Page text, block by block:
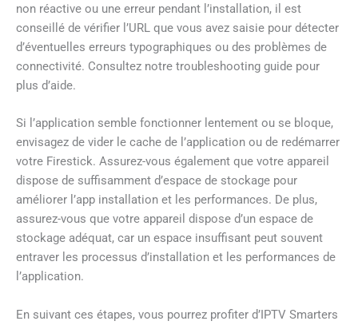
non réactive ou une erreur pendant l’installation, il est
conseillé de vérifier l’URL que vous avez saisie pour détecter
d’éventuelles erreurs typographiques ou des problèmes de
connectivité. Consultez notre troubleshooting guide pour
plus d’aide.
Si l’application semble fonctionner lentement ou se bloque,
envisagez de vider le cache de l’application ou de redémarrer
votre Firestick. Assurez-vous également que votre appareil
dispose de suffisamment d’espace de stockage pour
améliorer l’app installation et les performances. De plus,
assurez-vous que votre appareil dispose d’un espace de
stockage adéquat, car un espace insuffisant peut souvent
entraver les processus d’installation et les performances de
l’application.
En suivant ces étapes, vous pourrez profiter d’IPTV Smarters